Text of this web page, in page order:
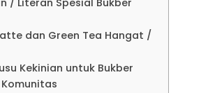
/ Literan Spesial Bukber
dan Green Tea Hangat /
Kekinian untuk Bukber